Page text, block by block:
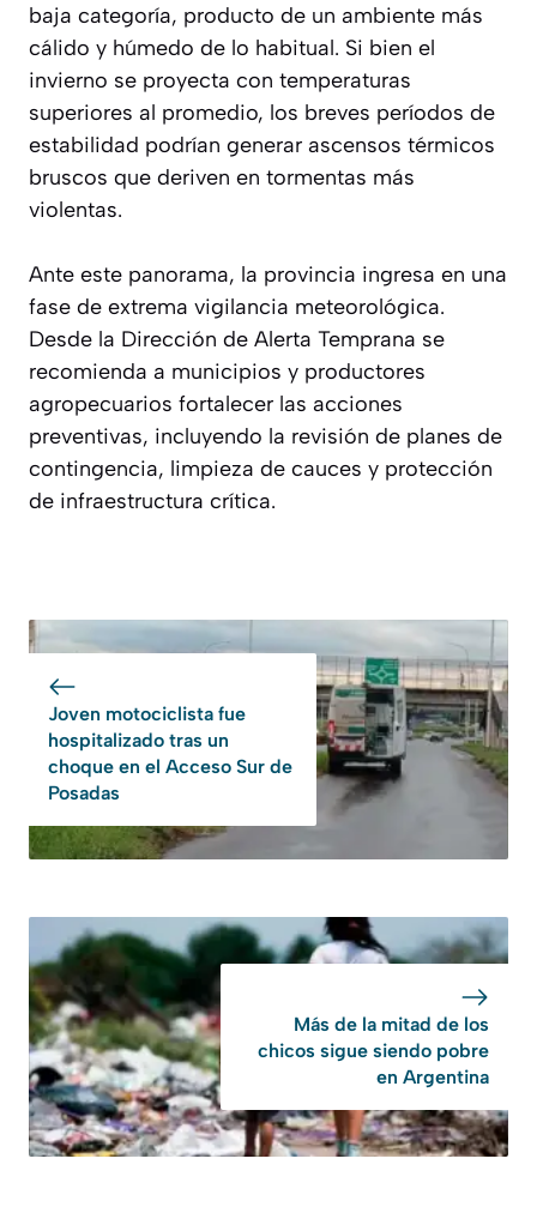
baja categoría, producto de un ambiente más
cálido y húmedo de lo habitual. Si bien el
invierno se proyecta con temperaturas
superiores al promedio, los breves períodos de
estabilidad podrían generar ascensos térmicos
bruscos que deriven en tormentas más
violentas.
Ante este panorama, la provincia ingresa en una
fase de extrema vigilancia meteorológica.
Desde la Dirección de Alerta Temprana se
recomienda a municipios y productores
agropecuarios fortalecer las acciones
preventivas, incluyendo la revisión de planes de
contingencia, limpieza de cauces y protección
de infraestructura crítica.
Joven motociclista fue
hospitalizado tras un
choque en el Acceso Sur de
Posadas
Más de la mitad de los
chicos sigue siendo pobre
en Argentina